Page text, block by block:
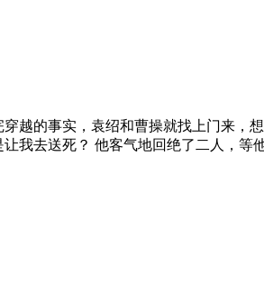
越的事实，袁绍和曹操就找上门来，
我去送死？ 他客气地回绝了二人，等